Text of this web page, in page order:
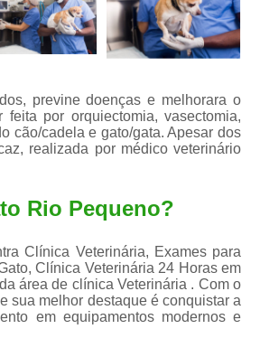
Consulta Médica Veterinária para
Consulta para
Consulta para Animais Silvestres São
Consulta para Silvestres
Consulta Veterinária para Silvestres
Exame de Laboratório para Animais
Exame de Raio X para Animais
Exame de Ultrassom para
Exame para Animais Santo André
previne doenças e melhorara o
por orquiectomia, vasectomia,
cão/cadela e gato/gata. Apesar dos
realizada por médico veterinário
Rio Pequeno?
Clínica Veterinária, Exames para
Clínica Veterinária 24 Horas em
área de clínica Veterinária . Com o
sua melhor destaque é conquistar a
em equipamentos modernos e